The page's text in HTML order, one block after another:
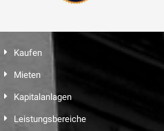
Kaufen
Mieten
Kapitalanlagen
Leistungsbereiche